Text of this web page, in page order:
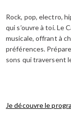
Rock, pop, electro,
qui s’ouvre à toi. Le
musicale, offrant à
préférences.
sons qui traversent
Je découvre le